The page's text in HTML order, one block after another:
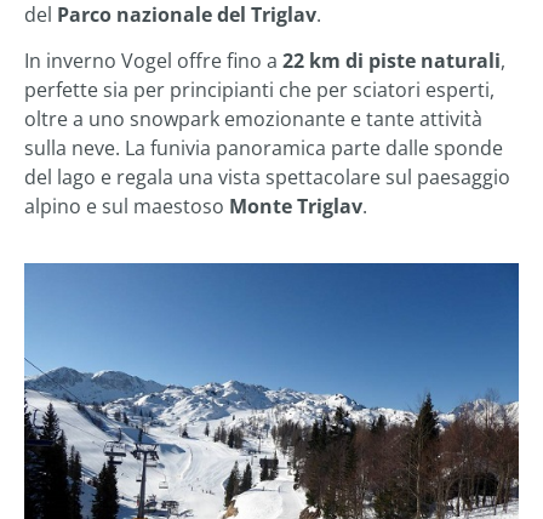
del Parco nazionale del Triglav.
In inverno Vogel offre fino a 22 km di piste naturali,
perfette sia per principianti che per sciatori esperti,
oltre a uno snowpark emozionante e tante attività
sulla neve. La funivia panoramica parte dalle sponde
del lago e regala una vista spettacolare sul paesaggio
alpino e sul maestoso Monte Triglav.